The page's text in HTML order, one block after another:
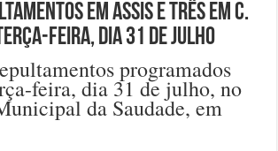
em Assis e três em C.
feira, dia 31 de julho
programados
feira, dia 31 de julho, no
da Saudade, em